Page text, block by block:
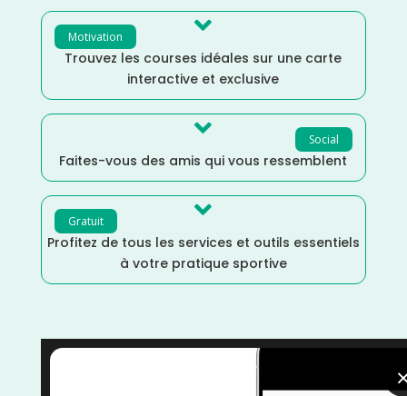
Motivation 
Trouvez les courses idéales sur une carte
interactive et exclusive
Social

Faites-vous des amis qui vous ressemblent
Gratuit 
Profitez de tous les services et outils essentiels
à votre pratique sportive